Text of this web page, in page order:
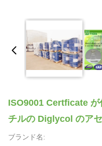
ISO9001 Certficate が
チルの Diglycol のア
ブランド名: